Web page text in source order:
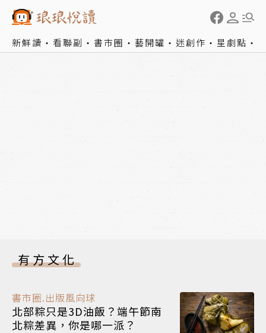
新鮮讀 看聯副 書市圈 藝開罐 迷創作 星劇點
有方文化
書市圈.出版風向球
北部粽只是3D油飯？端午節南
北粽差異，你是哪一派？